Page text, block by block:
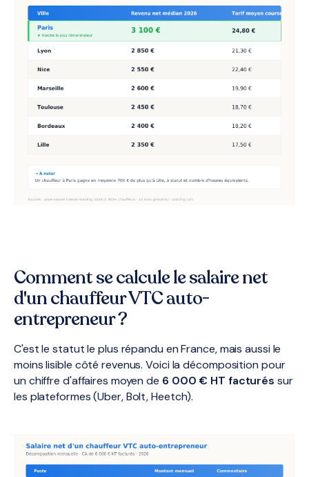
Comment se calcule le salaire net
d'un chauffeur VTC auto-
entrepreneur ?
C'est le statut le plus répandu en France, mais aussi le
moins lisible côté revenus. Voici la décomposition pour
un chiffre d'affaires moyen de 6 000 € HT facturés sur
les plateformes (Uber, Bolt, Heetch).